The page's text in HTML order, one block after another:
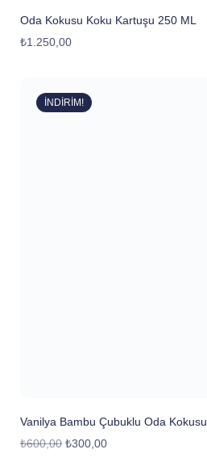
Oda Kokusu Koku Kartuşu 250 ML
₺1.250,00
İNDIRIM!
Vanilya Bambu Çubuklu Oda Kokusu
₺600,00 ₺300,00